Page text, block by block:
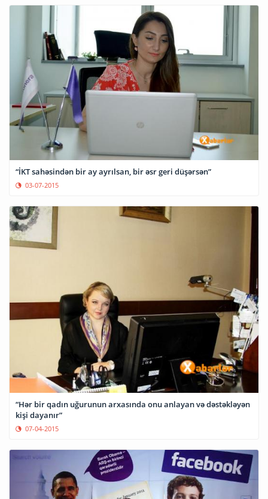
“İKT sahəsindən bir ay ayrılsan, bir əsr geri düşərsən”
03-07-2015
“Hər bir qadın uğurunun arxasında onu anlayan və dəstəkləyən
kişi dayanır”
07-04-2015